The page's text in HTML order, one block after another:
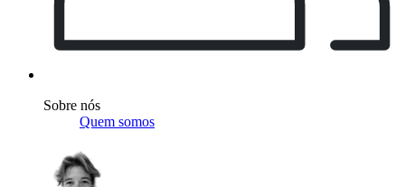
Sobre nós
Quem somos